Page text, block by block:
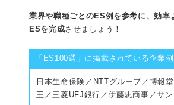
と思います。提出の際に簡単に記して
ため、今後は余裕を持ったスケジュー
ことが大切です。
0
業界や職種ごとのES例を参考に、効率
ESを完成させましょう！
「ES100選」に掲載されている企業例
日本生命保険／NTTグループ／博報
王／三菱UFJ銀行／伊藤忠商事／サン